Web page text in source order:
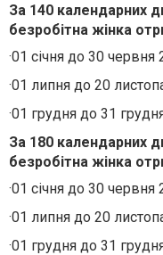
За 140 календарних
безробітна жінка
·01 січня до 30
·01 липня до 20
·01 грудня до 31
За 180 календарних
безробітна жінка
·01 січня до 30
·01 липня до 20
·01 грудня до 31